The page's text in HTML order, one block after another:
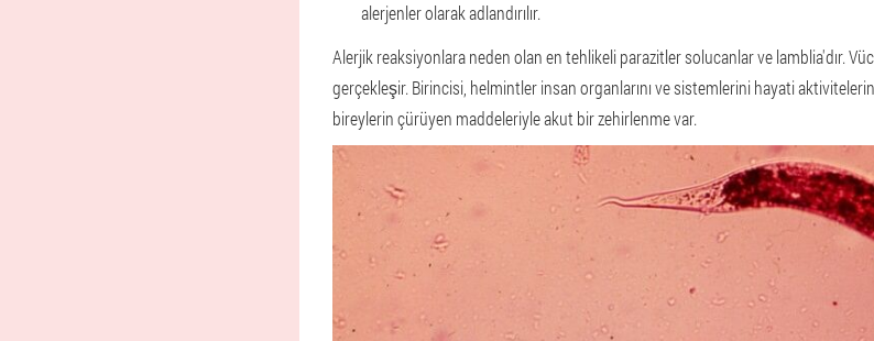
alerjenler olarak adlandırılır.
Alerjik reaksiyonlara neden olan en tehlikeli parazitler solucanlar ve lamblia'dır.
gerçekleşir. Birincisi, helmintler insan organlarını ve sistemlerini hayati
bireylerin çürüyen maddeleriyle akut bir zehirlenme var.